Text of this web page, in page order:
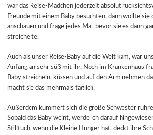
war das Reise-Mädchen jederzeit absolut
Freunde mit einem Baby besuchten, dann wollte sie
anschauen und frage jedes Mal, bevor sie es dann
streichelte.
Auch als unser Reise-Baby auf die Welt kam, war
Anfang an sehr süß mit ihr. Noch im Krankenhaus
Baby streicheln, küssen und auf den Arm nehmen
macht sie das mehrmals täglich.
Außerdem kümmert sich die große Schwester
Sobald das Baby weint, werde ich darauf
Stilltuch, wenn die Kleine Hunger hat, deckt ihre